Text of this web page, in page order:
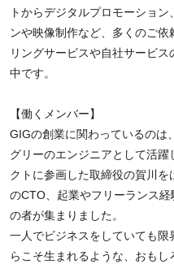
トからデジタルプロモーショ
ンや映像制作など、多くのご
リングサービスや自社サービ
中です。
【働くメンバー】
GIGの創業に関わっているのは
グリーのエンジニアとして活
クトに参画した取締役の賀川
のCTO、起業やフリーランス
の者が集まりました。
一人でビジネスをしていても
らこそ生まれるような、おも